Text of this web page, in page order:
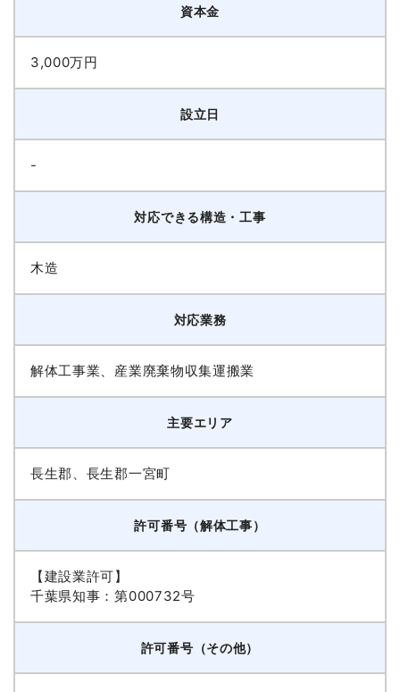
資本金
3,000万円
設立日
-
対応できる構造・工事
木造
対応業務
解体工事業、産業廃棄物収集運搬業
主要エリア
長生郡、長生郡一宮町
許可番号（解体工事）
【建設業許可】
千葉県知事：第000732号
許可番号（その他）